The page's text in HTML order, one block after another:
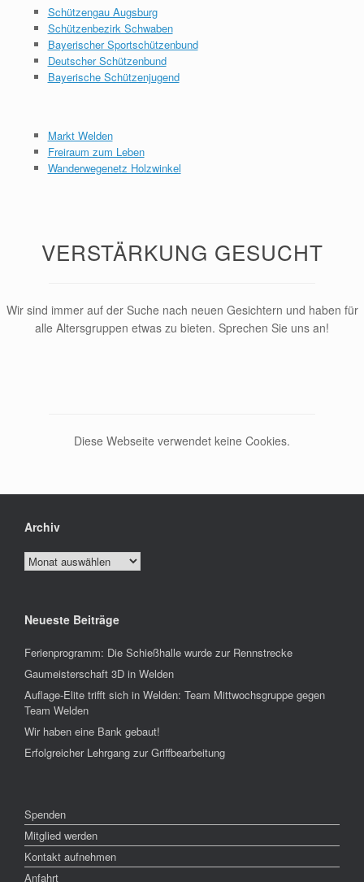
Schützengau Augsburg
Schützenbezirk Schwaben
Bayerischer Sportschützenbund
Deutscher Schützenbund
Bayerische Schützenjugend
Markt Welden
Freiraum zum Leben
Wanderwegenetz Holzwinkel
VERSTÄRKUNG GESUCHT
Wir sind immer auf der Suche nach neuen Gesichtern und haben für
alle Altersgruppen etwas zu bieten. Sprechen Sie uns an!
Diese Webseite verwendet keine Cookies.
Archiv
Archiv
Neueste Beiträge
Ferienprogramm: Die Schießhalle wurde zur Rennstrecke
Gaumeisterschaft 3D in Welden
Auflage-Elite trifft sich in Welden: Team Mittwochsgruppe gegen
Team Welden
Wir haben eine Bank gebaut!
Erfolgreicher Lehrgang zur Griffbearbeitung
Spenden
Mitglied werden
Kontakt aufnehmen
Anfahrt